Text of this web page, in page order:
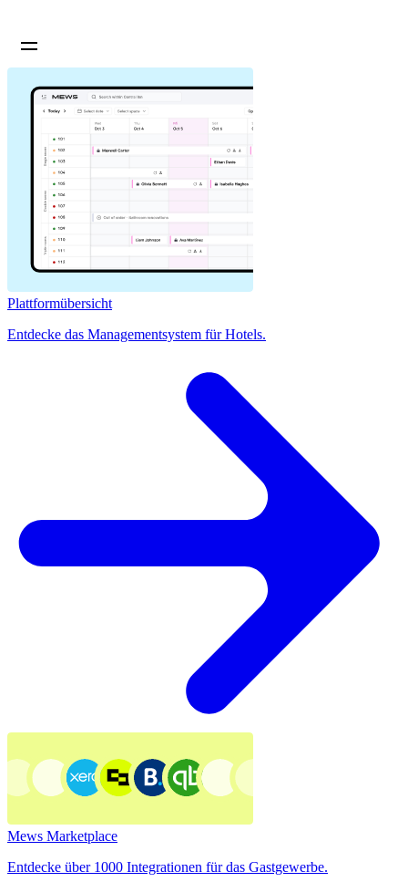
Plattformübersicht
Entdecke das Managementsystem für Hotels.
Mews Marketplace
Entdecke über 1000 Integrationen für das Gastgewerbe.